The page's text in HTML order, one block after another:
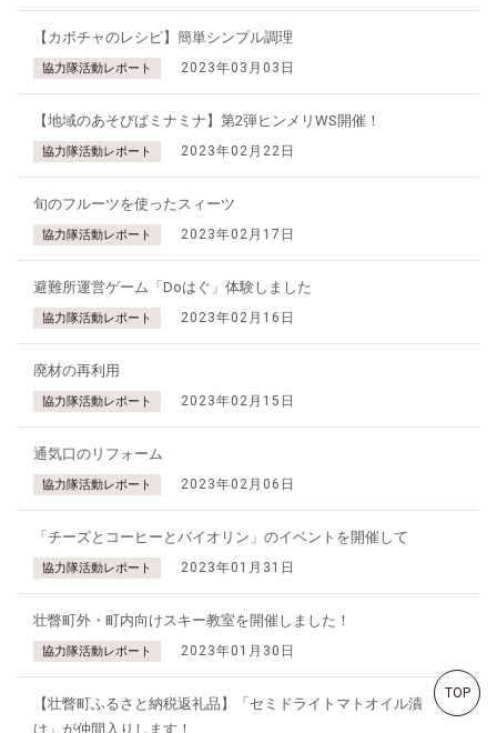
【カボチャのレシピ】簡単シンプル調理
協力隊活動レポート 2023年03月03日
【地域のあそびばミナミナ】第2弾ヒンメリWS開催！
協力隊活動レポート 2023年02月22日
旬のフルーツを使ったスィーツ
協力隊活動レポート 2023年02月17日
避難所運営ゲーム「Doはぐ」体験しました
協力隊活動レポート 2023年02月16日
廃材の再利用
協力隊活動レポート 2023年02月15日
通気口のリフォーム
協力隊活動レポート 2023年02月06日
「チーズとコーヒーとバイオリン」のイベントを開催して
協力隊活動レポート 2023年01月31日
壮瞥町外・町内向けスキー教室を開催しました！
協力隊活動レポート 2023年01月30日
【壮瞥町ふるさと納税返礼品】「セミドライトマトオイル漬
け」が仲間入りします！
TOP